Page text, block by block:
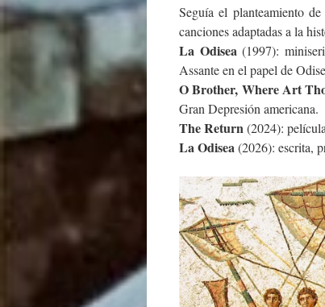
Seguía el planteamiento
canciones adaptadas a la
La Odisea (1997):
Assante en el papel de
O Brother, Where Art
Gran Depresión americana.
The Return(2024):
La Odisea(2026): escrita,